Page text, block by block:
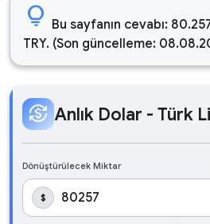
lightbulb Bu sayfanın cevabı:
TRY. (Son güncelleme:
currency_exchange Anlık Dolar - Türk
Dönüştürülecek Miktar
$